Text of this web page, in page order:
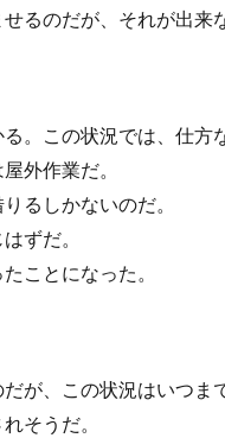
るのだが、それが出来
。この状況では、仕方
外作業だ。
るしかないのだ。
ずだ。
ことになった。
が、この状況はいつま
そうだ。